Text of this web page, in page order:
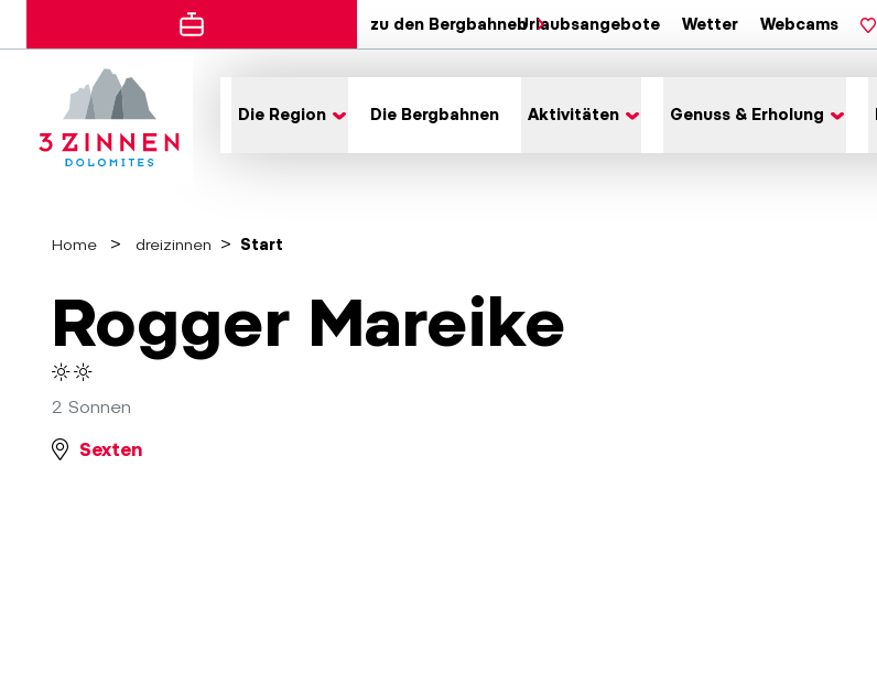
zu den BergbahnenUrlaubsangebote Wetter Webcams
Die Region Die Bergbahnen Aktivitäten Genuss & Erholung
Home dreizinnen Start
Rogger Mareike
2 Sonnen
Sexten